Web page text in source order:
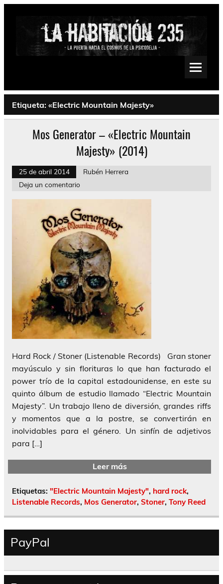
Saltar
Psychedelic, Stoner, Doom, Sludge, Fuzz, Space, Drone
Etiqueta: «Electric Mountain Majesty»
Mos Generator – «Electric Mountain
Majesty» (2014)
25 de abril 2014
Rubén Herrera
Deja un comentario
Hard Rock / Stoner (Listenable Records) Gran stoner
mayúsculo y sin florituras lo que han facturado el
power trío de la capital estadounidense, en este su
quinto álbum de estudio llamado “Electric Mountain
Majesty”. Un trabajo lleno de diversión, grandes riffs
y momentos que a la postre, se convertirán en
inolvidables para el género. Un sinfín de adjetivos
para […]
Leer más
Etiquetas: "Electric Mountain Majesty", hard rock,
Listenable Records, Mos Generator, Stoner, Tony Reed
PayPal